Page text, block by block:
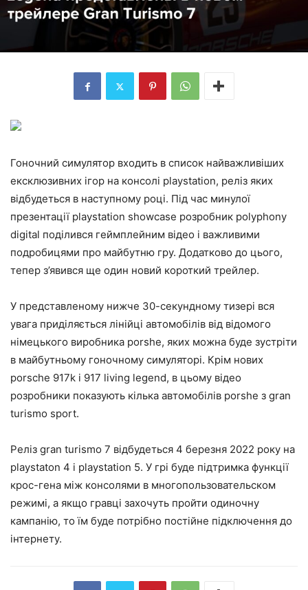
Гоночний симулятор входить в список найважливіших
ексклюзивних ігор на консолі playstation, реліз яких
відбудеться в наступному році. Під час минулої
презентації playstation showcase розробник polyphony
digital поділився геймплейним відео і важливими
подробицями про майбутню гру. Додатково до цього,
тепер з’явився ще один новий короткий трейлер.
У представленому нижче 30-секундному тизері вся
увага приділяється лінійці автомобілів від відомого
німецького виробника porshe, яких можна буде зустріти
в майбутньому гоночному симуляторі. Крім нових
porsche 917k і 917 living legend, в цьому відео
розробники показують кілька автомобілів porshe з gran
turismo sport.
Реліз gran turismo 7 відбудеться 4 березня 2022 року на
playstaton 4 і playstation 5. У грі буде підтримка функції
крос-гена між консолями в многопользовательском
режимі, а якщо гравці захочуть пройти одиночну
кампанію, то їм буде потрібно постійне підключення до
інтернету.